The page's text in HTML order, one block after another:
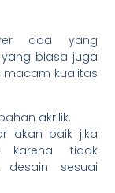
ada yang
biasa juga
macam kualitas
akrilik.
akan baik jika
karena tidak
sesuai